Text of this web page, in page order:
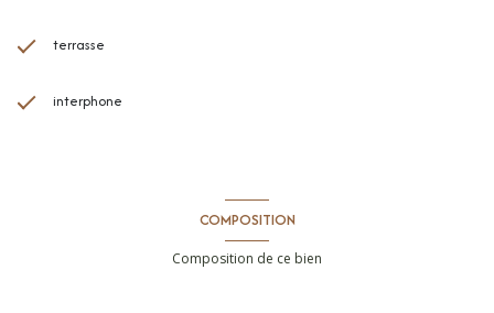
terrasse
interphone
COMPOSITION
Composition de ce bien